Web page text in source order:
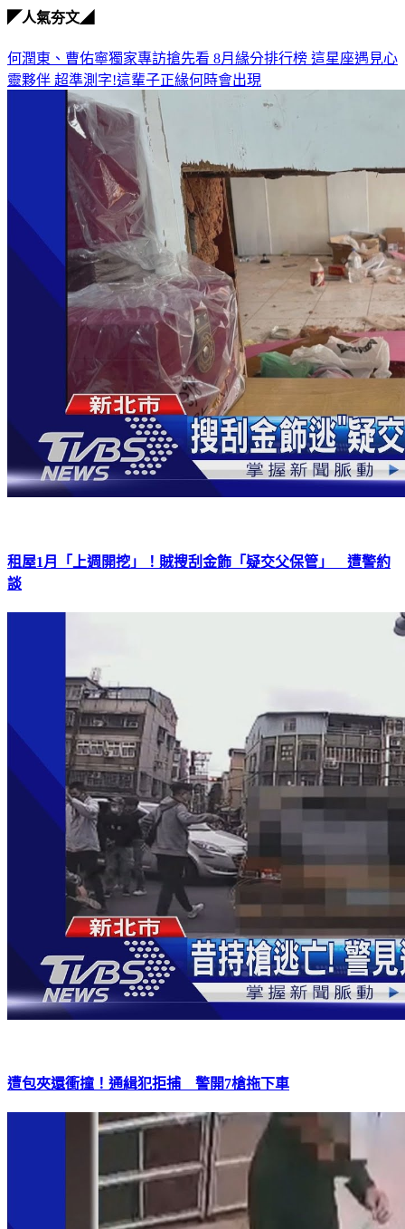
◤人氣夯文◢
何潤東、曹佑寧獨家專訪搶先看 8月緣分排行榜 這星座遇見心
靈夥伴 超準測字!這輩子正緣何時會出現
租屋1月「上週開挖」！賊搜刮金飾「疑交父保管」 遭警約
談
遭包夾還衝撞！通緝犯拒捕 警開7槍拖下車